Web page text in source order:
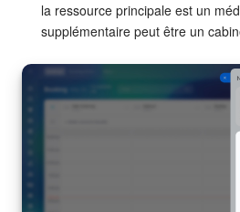
la ressource principale est un
supplémentaire peut être un